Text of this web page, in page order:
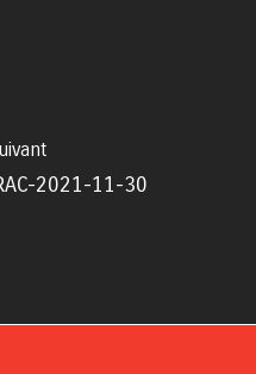
2021-11-30